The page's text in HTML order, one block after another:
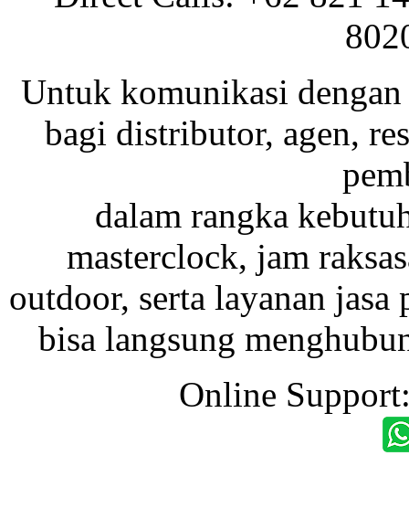
Untuk komunikasi dengan
bagi distributor, agen,
dalam rangka
masterclock, jam
outdoor, serta layanan
bisa langsung
Online